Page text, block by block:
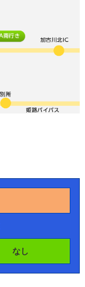
なし